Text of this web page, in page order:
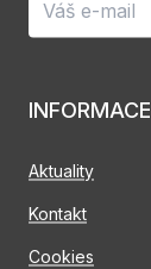
INFORMACE
Aktuality
Kontakt
Cookies